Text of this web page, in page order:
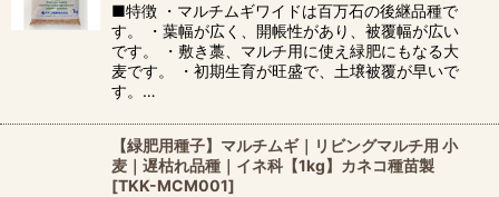
■特徴 ・マルチムギワイドは百万石の後継品種で
す。 ・葉幅が広く、開帳性があり、被覆幅が広い
です。 ・敷き藁、マルチ用に使え緑肥にもなる大
麦です。 ・初期生育が旺盛で、土壌被覆が早いで
す。…
【緑肥用種子】マルチムギ｜リビングマルチ用 小
麦｜遅枯れ品種｜イネ科【1kg】カネコ種苗製
[TKK-MCM001]